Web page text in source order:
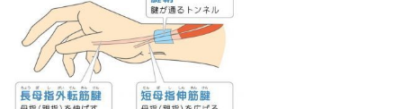
また、曲げ伸ばしの時にカ
場合も注意が必要です。